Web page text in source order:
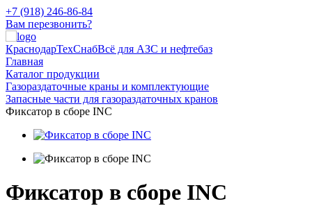
+7 (918) 246-86-84
Вам перезвонить?
КраснодарТехСнабВсё для АЗС и нефтебаз
Главная
Каталог продукции
Газораздаточные краны и комплектующие
Запасные части для газораздаточных кранов
Фиксатор в сборе INC
Фиксатор в сборе INC